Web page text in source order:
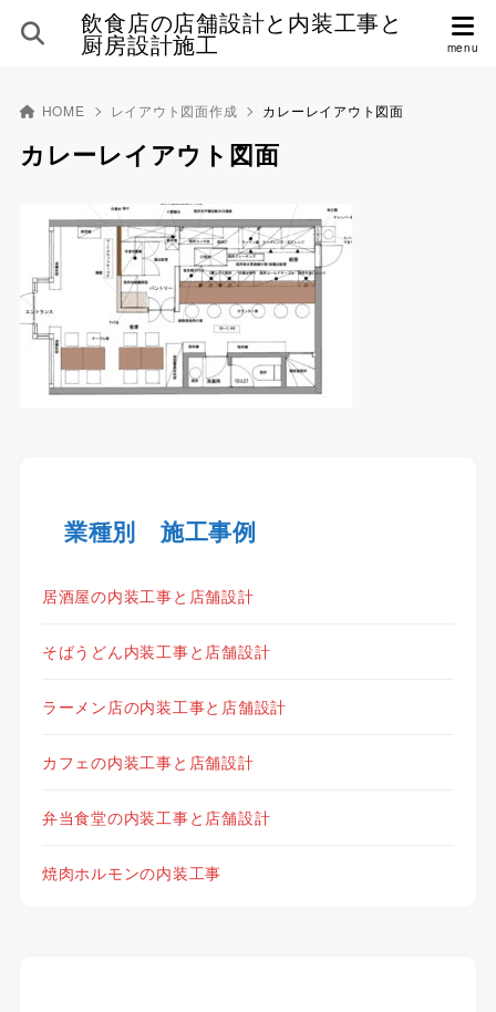
飲食店の店舗設計と内装工事と
厨房設計施工
HOME レイアウト図面作成 カレーレイアウト図面
カレーレイアウト図面
業種別 施工事例
居酒屋の内装工事と店舗設計
そばうどん内装工事と店舗設計
ラーメン店の内装工事と店舗設計
カフェの内装工事と店舗設計
弁当食堂の内装工事と店舗設計
焼肉ホルモンの内装工事